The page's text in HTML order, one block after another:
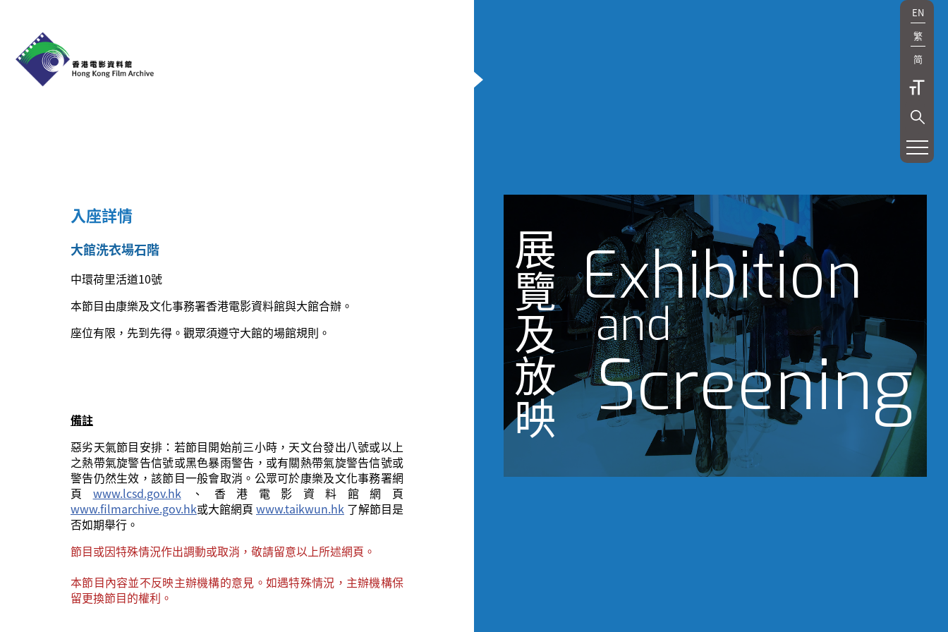
EN
繁
简
展
覽
及
放
映
Exhibition
and
Screening
入座詳情
大館洗衣場石階
中環荷里活道10號
本節目由康樂及文化事務署香港電影資料館與大館合辦。
座位有限，先到先得。觀眾須遵守大館的場館規則。
備註
惡劣天氣節目安排：若節目開始前三小時，天文台發出八號或以上
之熱帶氣旋警告信號或黑色暴雨警告，或有關熱帶氣旋警告信號或
警告仍然生效，該節目一般會取消。公眾可於康樂及文化事務署網
頁 www.lcsd.gov.hk、香港電影資料館網頁
www.filmarchive.gov.hk或大館網頁 www.taikwun.hk 了解節目是
否如期舉行。
節目或因特殊情況作出調動或取消，敬請留意以上所述網頁。
本節目內容並不反映主辦機構的意見。如遇特殊情況，主辦機構保
留更換節目的權利。